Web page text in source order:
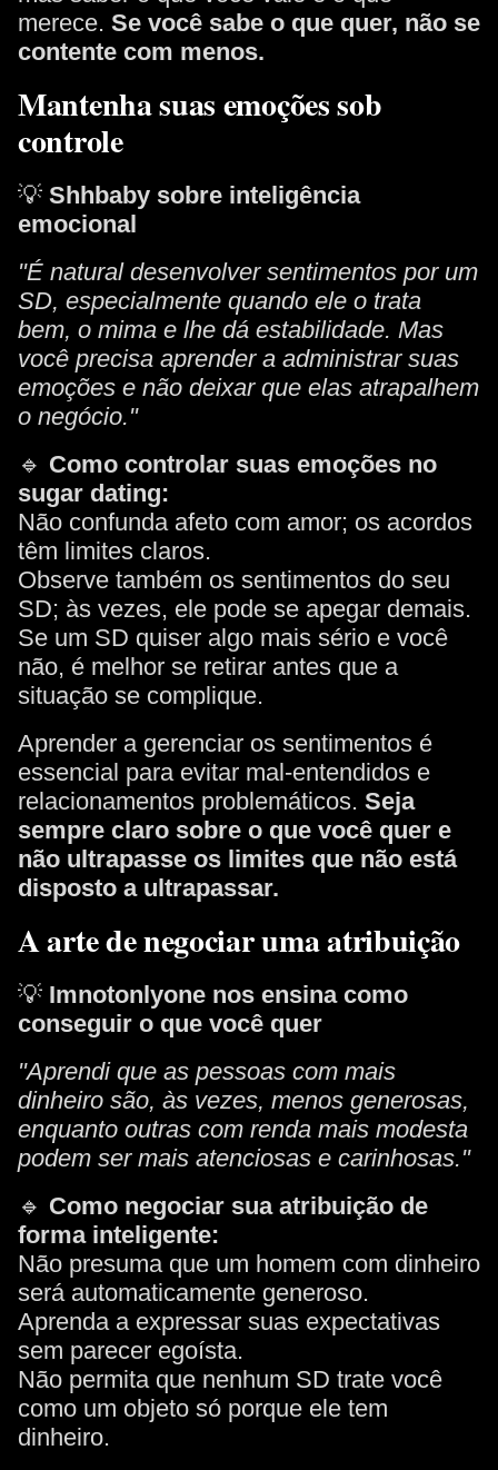
merece. Se você sabe o que quer, não se
contente com menos.
Mantenha suas emoções sob
controle
💡 Shhbaby sobre inteligência
emocional
"É natural desenvolver sentimentos por um
SD, especialmente quando ele o trata
bem, o mima e lhe dá estabilidade. Mas
você precisa aprender a administrar suas
emoções e não deixar que elas atrapalhem
o negócio."
🔹 Como controlar suas emoções no
sugar dating:
Não confunda afeto com amor; os acordos
têm limites claros.
Observe também os sentimentos do seu
SD; às vezes, ele pode se apegar demais.
Se um SD quiser algo mais sério e você
não, é melhor se retirar antes que a
situação se complique.
Aprender a gerenciar os sentimentos é
essencial para evitar mal-entendidos e
relacionamentos problemáticos. Seja
sempre claro sobre o que você quer e
não ultrapasse os limites que não está
disposto a ultrapassar.
A arte de negociar uma atribuição
💡 Imnotonlyone nos ensina como
conseguir o que você quer
"Aprendi que as pessoas com mais
dinheiro são, às vezes, menos generosas,
enquanto outras com renda mais modesta
podem ser mais atenciosas e carinhosas."
🔹 Como negociar sua atribuição de
forma inteligente:
Não presuma que um homem com dinheiro
será automaticamente generoso.
Aprenda a expressar suas expectativas
sem parecer egoísta.
Não permita que nenhum SD trate você
como um objeto só porque ele tem
dinheiro.